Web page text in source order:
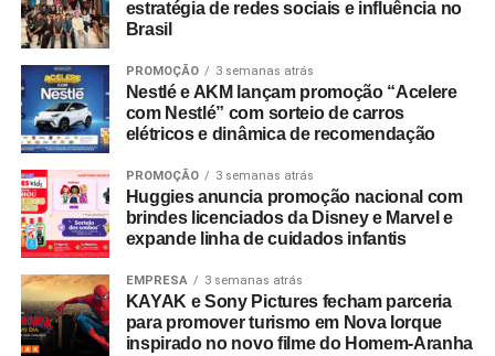
nos próximos meses.estratégia de redes sociais e influência no
Brasil
PROMOÇÃO 3 semanas atrás
Nestlé e AKM lançam promoção “Acelere
com Nestlé” com sorteio de carros
elétricos e dinâmica de recomendação
PROMOÇÃO 3 semanas atrás
Huggies anuncia promoção nacional com
brindes licenciados da Disney e Marvel e
expande linha de cuidados infantis
EMPRESA 3 semanas atrás
KAYAK e Sony Pictures fecham parceria
para promover turismo em Nova Iorque
inspirado no novo filme do Homem-Aranha